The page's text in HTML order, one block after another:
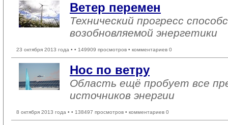
Ветер перемен
Технический прогресс
возобновляемой энергетики
23 октября 2013 года • • 149909 просмотров • комментариев 0
Нос по ветру
Область ещё пробует все
источников энергии
8 октября 2013 года • • 138497 просмотров • комментариев 0